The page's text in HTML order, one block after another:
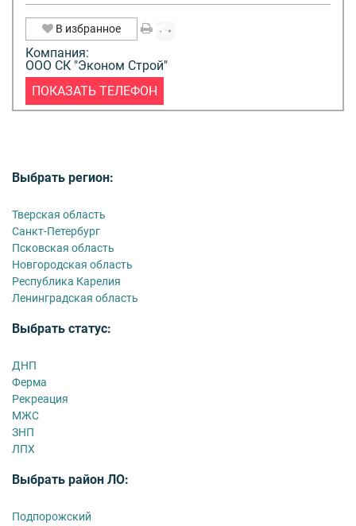
В избранное
Компания:
ООО СК "Эконом Строй"
ПОКАЗАТЬ ТЕЛЕФОН
Выбрать регион:
Тверская область
Санкт-Петербург
Псковская область
Новгородская область
Республика Карелия
Ленинградская область
Выбрать статус:
ДНП
Ферма
Рекреация
МЖС
ЗНП
ЛПХ
Выбрать район ЛО:
Подпорожский